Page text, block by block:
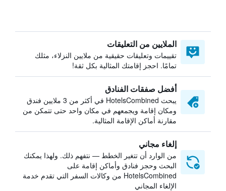
الملايين من التعليقات
تقييمات وتعليقات حقيقية من ملايين النزلاء، مثلك
تمامًا. احجز إقامتك المثالية بكل ثقة!
أفضل صفقات الفنادق
يبحث HotelsCombined في أكثر من 3 ملايين فندق
ومكان إقامة ويجمعهم في مكان واحد حتى تتمكن من
مقارنة أماكن الإقامة المثالية.
إلغاء مجاني
من الوارد أن تتغير الخطط — نتفهم ذلك. ولهذا يمكنك
البحث وحجز فنادق وأماكن إقامة على
HotelsCombined من وكالات السفر التي تقدم خدمة
الإلغاء المجاني